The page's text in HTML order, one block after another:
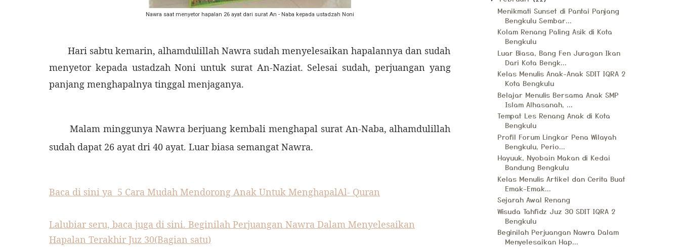
Nawra saat menyetor hapalan 26 ayat dari surat An - Naba kepada ustadzah Noni
Hari sabtu kemarin, alhamdulillah Nawra sudah menyelesaikan hapalannya dan sudah
menyetor kepada ustadzah Noni untuk surat An-Naziat. Selesai sudah, perjuangan yang
panjang menghapalnya tinggal menjaganya.
Malam minggunya Nawra berjuang kembali menghapal surat An-Naba, alhamdulillah
sudah dapat 26 ayat dri 40 ayat. Luar biasa semangat Nawra.
Baca di sini ya 5 Cara Mudah Mendorong Anak Untuk MenghapalAl- Quran
Lalubiar seru, baca juga di sini. Beginilah Perjuangan Nawra Dalam Menyelesaikan
Hapalan Terakhir Juz 30(Bagian satu)
Menikmati Sunset di Pantai Panjang
Bengkulu Sembar...
Kolam Renang Paling Asik di Kota
Bengkulu
Luar Biasa, Bang Fen Juragan Ikan
Dari Kota Bengk...
Kelas Menulis Anak-Anak SDIT IQRA 2
Kota Bengkulu
Belajar Menulis Bersama Anak SMP
Islam Alhasanah, ...
Tempat Les Renang Anak di Kota
Bengkulu
Profil Forum Lingkar Pena Wilayah
Bengkulu, Perio...
Hayuuk, Nyobain Makan di Kedai
Bandung Bengkulu
Kelas Menulis Artikel dan Cerita Buat
Emak-Emak...
Sejarah Awal Renang
Wisuda Tahfidz Juz 30 SDIT IQRA 2
Bengkulu
Beginilah Perjuangan Nawra Dalam
Menyelesaikan Hap...